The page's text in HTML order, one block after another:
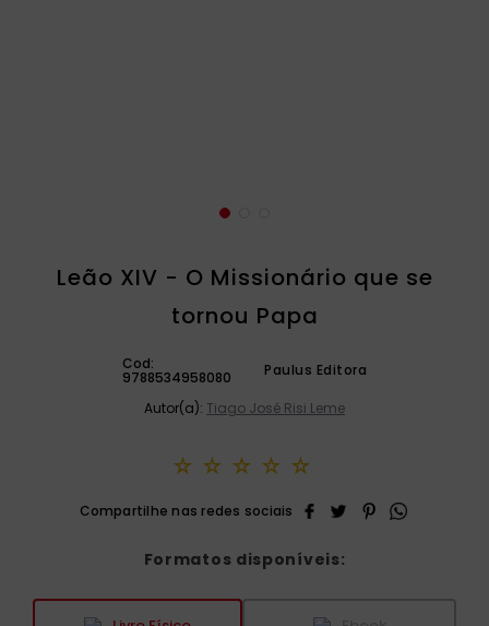
Leão XIV - O Missionário que se
tornou Papa
Cod:
9788534958080 Paulus Editora
Autor(a): Tiago José Risi Leme
☆ ☆ ☆ ☆ ☆
Formatos disponíveis: